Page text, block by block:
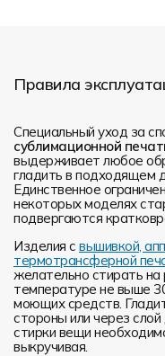
Правила
Специальный уход за
сублимационной
выдерживает любое
гладить в подходящем
Единственное
некоторых моделях
подвергаются
Изделия с вышивкой,
термотрансферной
желательно стирать
температуре не выше
моющих средств.
стороны или через
стирки вещи
выкручивая.